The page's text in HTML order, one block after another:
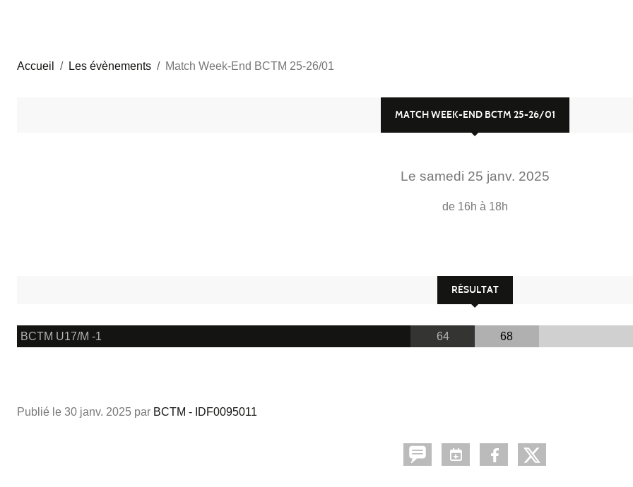
Accueil Les évènements Match Week-End BCTM 25-26/01
MATCH WEEK-END BCTM 25-26/01
Le samedi 25 janv. 2025
de 16h à 18h
RÉSULTAT
BCTM U17/M -1 64 68
Publié le 30 janv. 2025 par BCTM - IDF0095011